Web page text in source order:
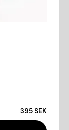
395 SEK